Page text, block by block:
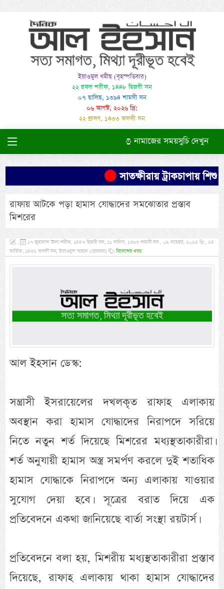
ইয়াওমুল খমীছ (বৃহস্পতিবার)
২২ ছফর শরীফ, ১৪৪৮ হিজরী সন
০৭ ছালিছ, ১৩৯৪ শামসী সন
০৬ আগস্ট, ২০২৬ খ্রি:
২২ শ্রাবণ, ১৪৩৩ ফসলী সন
নামাজের সময়সুচি দেখুন
সাতক্ষীরায় ট্রাকচাপায় শিশু
রাফায় আটকে পড়া হামাস যোদ্ধাদের সমঝোতার প্রস্তাব
মিশরের
,
১৭ জুমাদাল ঊলা শরীফ, ১৪৪৭ হিজরী সন, ১১ সাদিস, ১৩৯৩ শামসী সন , ০৯ নভেম্বর, ২০২৫ খ্রি:, ২৪
কার্তিক, ১৪৩২ ফসলী সন, ইয়াওমুল আহাদ (রোববার)
বিদেশের খবর
আল ইহসান ডেস্ক:
সন্ত্রাসী ইসরায়েলের দখলকৃত রাফাহ এলাকায়
অবস্থান করা হামাস যোদ্ধাদের নিরাপদে সরিয়ে
নিতে নতুন শর্ত দিয়েছে মিশরের মধ্যস্থতাকারীরা।
শর্ত অনুযায়ী হামাস অস্ত্র সমর্পণ করলে দুই শতাধিক
হামাস যোদ্ধাকে নিরাপদে অন্য এলাকায় যাওয়ার
সুযোগ দেয়া হবে। সূত্রের বরাত দিয়ে এক
প্রতিবেদনে একথা জানিয়েছে বার্তা সংস্থা রয়টার্স।
প্রতিবেদনে বলা হয়, মিশরীয় মধ্যস্থতাকারীরা প্রস্তাব
দিয়েছে, রাফাহ এলাকায় থাকা হামাস যোদ্ধাদের